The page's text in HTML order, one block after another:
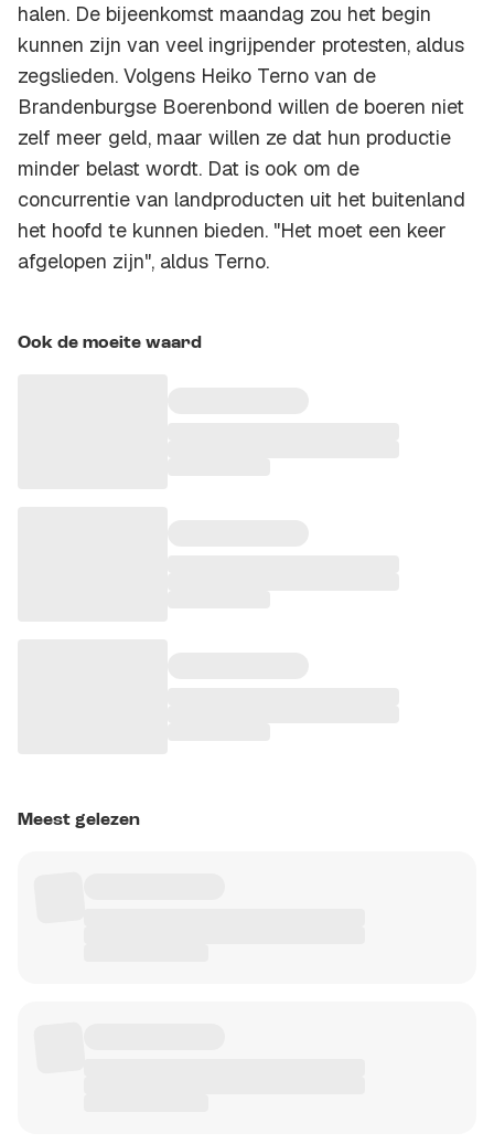
halen. De bijeenkomst maandag zou het begin
kunnen zijn van veel ingrijpender protesten, aldus
zegslieden. Volgens Heiko Terno van de
Brandenburgse Boerenbond willen de boeren niet
zelf meer geld, maar willen ze dat hun productie
minder belast wordt. Dat is ook om de
concurrentie van landproducten uit het buitenland
het hoofd te kunnen bieden. "Het moet een keer
afgelopen zijn", aldus Terno.
Ook de moeite waard
Meest gelezen